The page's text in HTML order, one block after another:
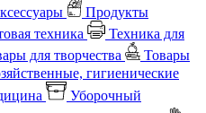
Продукты
техника
Техника для
для творчества
Товары
гигиенические
Уборочный